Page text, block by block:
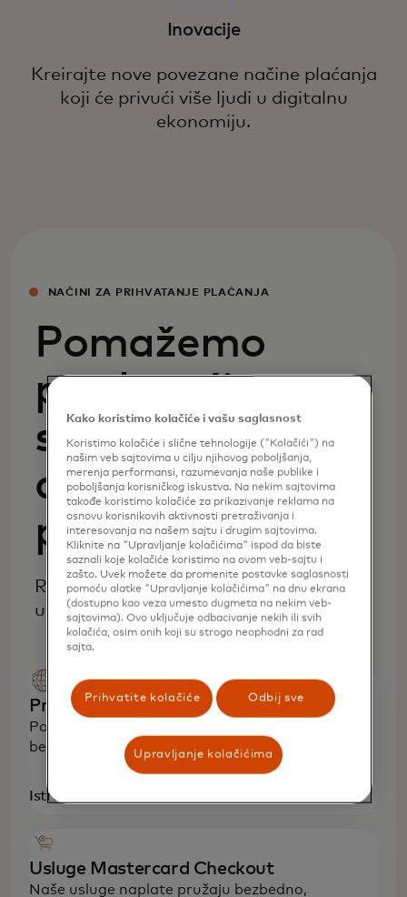
Inovacije
Kreirajte nove povezane načine plaćanja
koji će privući više ljudi u digitalnu
ekonomiju.
NAČINI ZA PRIHVATANJE PLAĆANJA
Pomažemo
preduzećima
svih veličina da
delotvornije
posluju
Rešenja za prihvatanje plaćanja putem
usluge Mastercard.
Prednosti prihvatanja plaćanja
Povećajte prodaju, oduševite kupce i omogućite
besprekorna, bezbedna plaćanja širom sveta.
Istražite
Usluge Mastercard Checkout
Naše usluge naplate pružaju bezbedno,
Kako koristimo kolačiće i vašu saglasnost
Koristimo kolačiće i slične tehnologije ("Kolačići") na
našim veb sajtovima u cilju njihovog poboljšanja,
merenja performansi, razumevanja naše publike i
poboljšanja korisničkog iskustva. Na nekim sajtovima
takođe koristimo kolačiće za prikazivanje reklama na
osnovu korisnikovih aktivnosti pretraživanja i
interesovanja na našem sajtu i drugim sajtovima.
Kliknite na "Upravljanje kolačićima" ispod da biste
saznali koje kolačiće koristimo na ovom veb-sajtu i
zašto. Uvek možete da promenite postavke saglasnosti
pomoću alatke "Upravljanje kolačićima" na dnu ekrana
(dostupno kao veza umesto dugmeta na nekim veb-
sajtovima). Ovo uključuje odbacivanje nekih ili svih
kolačića, osim onih koji su strogo neophodni za rad
sajta.
Prihvatite kolačiće Odbij sve
Upravljanje kolačićima